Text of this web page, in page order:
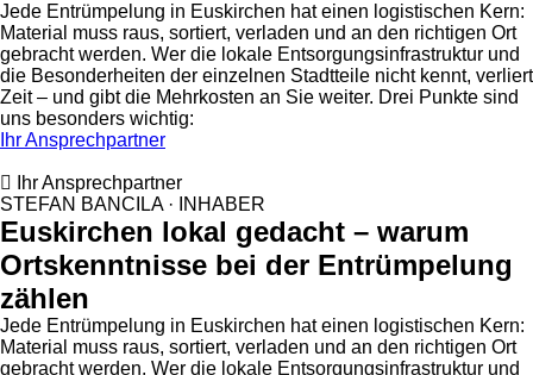
Jede Entrümpelung in Euskirchen hat einen logistischen Kern:
Material muss raus, sortiert, verladen und an den richtigen Ort
gebracht werden. Wer die lokale Entsorgungsinfrastruktur und
die Besonderheiten der einzelnen Stadtteile nicht kennt, verliert
Zeit – und gibt die Mehrkosten an Sie weiter. Drei Punkte sind
uns besonders wichtig:
Ihr Ansprechpartner
Ihr Ansprechpartner
STEFAN BANCILA · INHABER
Euskirchen lokal gedacht – warum
Ortskenntnisse bei der Entrümpelung
zählen
Jede Entrümpelung in Euskirchen hat einen logistischen Kern:
Material muss raus, sortiert, verladen und an den richtigen Ort
gebracht werden. Wer die lokale Entsorgungsinfrastruktur und